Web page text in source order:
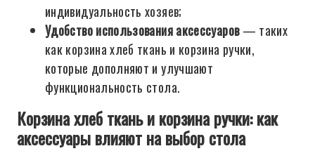
индивидуальность хозяев;
Удобство использования аксессуаров— таких
как корзина хлеб ткань и корзина ручки,
которые дополняют и улучшают
функциональность стола.
Корзина хлеб ткань и корзина ручки: как
аксессуары влияют на выбор стола